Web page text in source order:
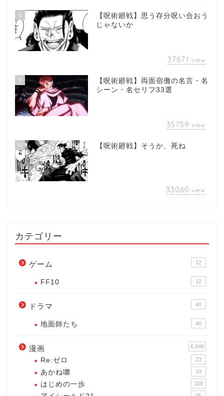
8
【呪術廻戦】思う存分呪い合おう
じゃないか
37671 view
9
【呪術廻戦】両面宿儺の名言・名
シーン・名セリフ33選
35759 view
10 【呪術廻戦】そうか、死ね
33060 view
カテゴリー
ゲーム 12
FF10 12
ドラマ 40
地面師たち 40
漫画 6,946
Re:ゼロ 23
あかね囃 33
はじめの一歩 108